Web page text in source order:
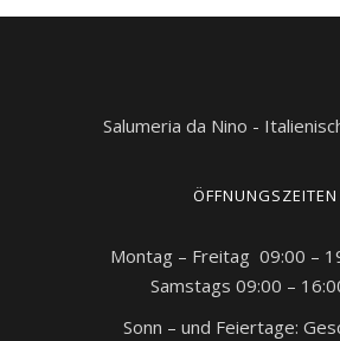
Salumeria da Nino -
ÖFFNUNGSZEITEN
Montag – Freitag 09:00 –
Samstags 09:00 –
Sonn – und Feiertage: